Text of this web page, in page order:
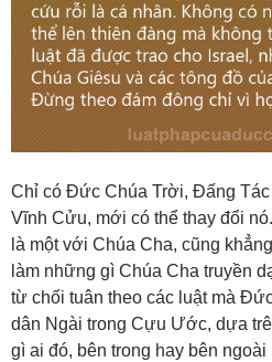
Chỉ có Đức Chúa Trời, Đấng Tác
Vĩnh Cửu, mới có thể thay đổi
là một với Chúa Cha, cũng
làm những gì Chúa Cha truyền
từ chối tuân theo các luật mà
dân Ngài trong Cựu Ước, dựa
gì ai đó, bên trong hay bên